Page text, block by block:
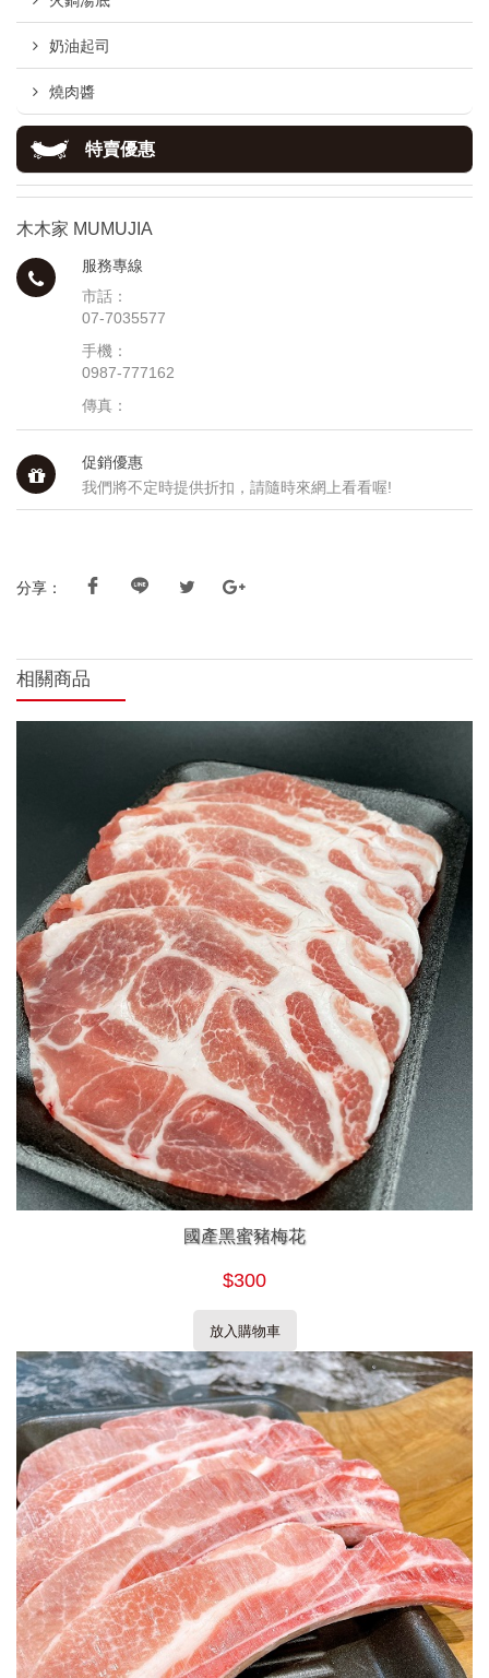
奶油起司
燒肉醬
特賣優惠
木木家 MUMUJIA
服務專線
市話：
07-7035577
手機：
0987-777162
傳真：
促銷優惠
我們將不定時提供折扣，請隨時來網上看看喔!
分享：
相關商品
國產黑蜜豬梅花
$300
放入購物車